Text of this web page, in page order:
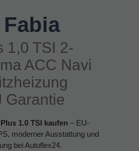
1,0 TSI 2-
ACC Navi
Garantie
1.0 TSI kaufen – EU-
moderner Ausstattung und
bei Autoflex24.